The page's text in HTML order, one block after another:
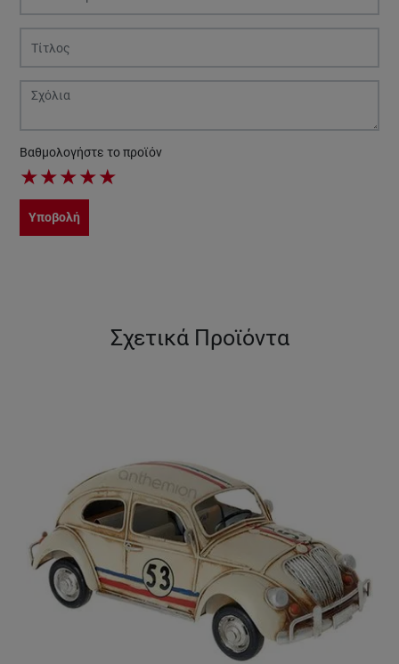
Βαθμολογήστε το προϊόν
★★★★★
Υποβολή
Σχετικά Προϊόντα